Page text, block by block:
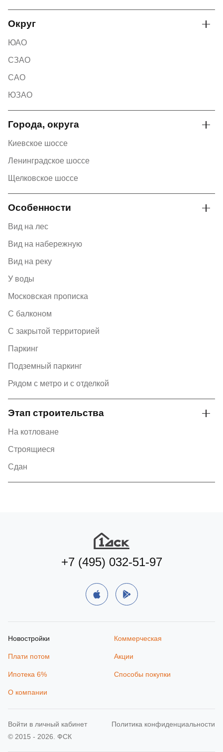
Округ
ЮАО
СЗАО
САО
ЮЗАО
Города, округа
Киевское шоссе
Ленинградское шоссе
Щелковское шоссе
Особенности
Вид на лес
Вид на набережную
Вид на реку
У воды
Московская прописка
С балконом
С закрытой территорией
Паркинг
Подземный паркинг
Рядом с метро и с отделкой
Этап строительства
На котловане
Строящиеся
Сдан
+7 (495) 032-51-97
Новостройки Коммерческая
Плати потом Акции
Ипотека 6% Способы покупки
О компании
© 2015 - 2026. ФСК
Политика конфиденциальности
Войти в личный кабинет